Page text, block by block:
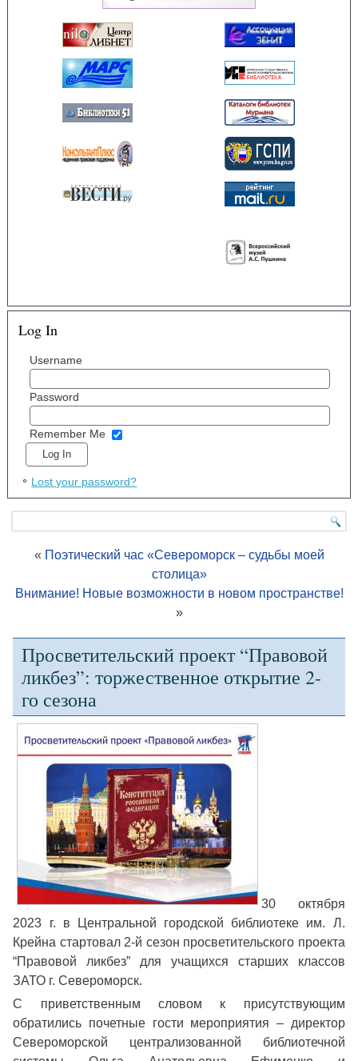
Log In
Username
Password
Remember Me
Lost your password?
« Поэтический час «Североморск – судьбы моей
столица»
Внимание! Новые возможности в новом пространстве!
»
Просветительский проект “Правовой
ликбез”: торжественное открытие 2-
го сезона
30 октября
2023 г. в Центральной городской библиотеке им. Л.
Крейна стартовал 2-й сезон просветительского проекта
“Правовой ликбез” для учащихся старших классов
ЗАТО г. Североморск.
С приветственным словом к присутствующим
обратились почетные гости мероприятия – директор
Североморской централизованной библиотечной